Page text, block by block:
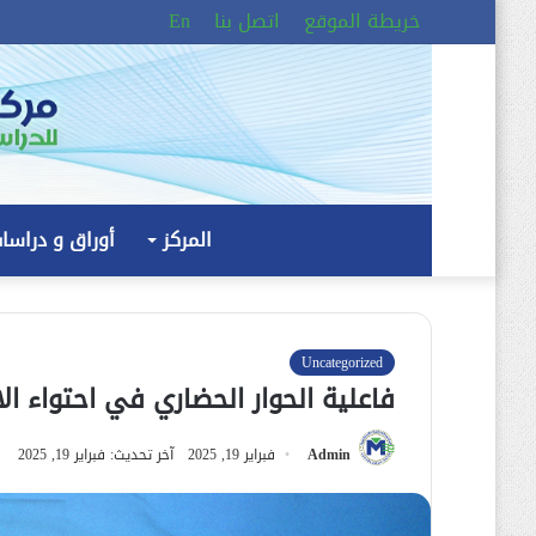
خريطة الموقع اتصل بنا En
المركز أوراق و
Uncategorized
فاعلية الحوار الحضاري في احتواء
Admin فبراير 19, 2025 آخر تحديث: فبراير 19, 2025